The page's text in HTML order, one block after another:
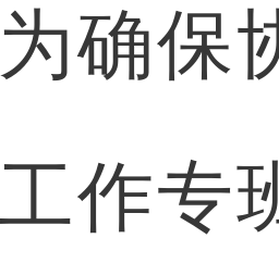
保协
作专